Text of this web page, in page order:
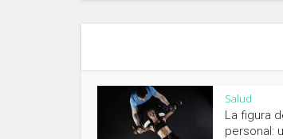
Salud
La figura
personal: